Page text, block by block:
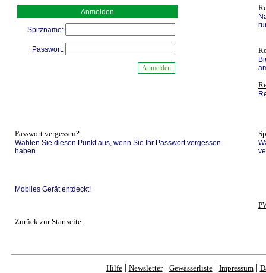
Anmelden
Spitzname:
Passwort:
Passwort vergessen?
Wählen Sie diesen Punkt aus, wenn Sie Ihr Passwort vergessen
haben.
Mobiles Gerät entdeckt!
Zurück zur Startseite
Hilfe| Newsletter| Gewässerliste| Impressum|